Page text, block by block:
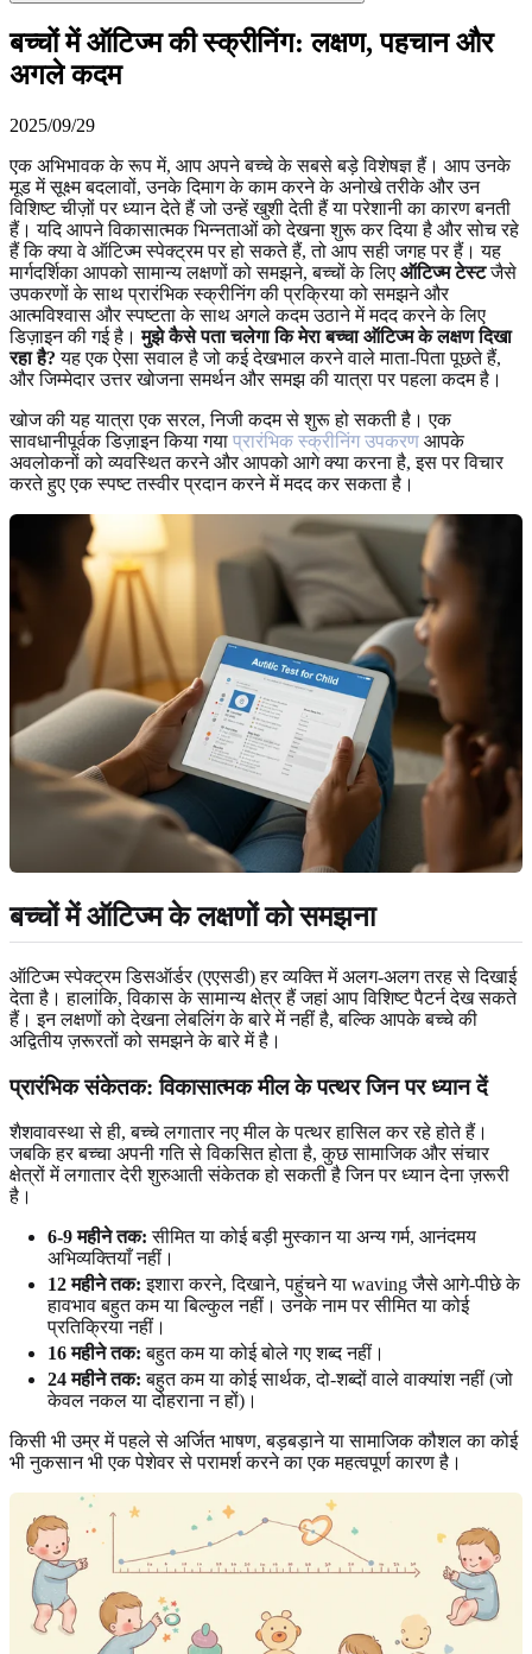
बच्चों में ऑटिज्म की स्क्रीनिंग: लक्षण, पहचान और
अगले कदम
2025/09/29
एक अभिभावक के रूप में, आप अपने बच्चे के सबसे बड़े विशेषज्ञ हैं। आप उनके
मूड में सूक्ष्म बदलावों, उनके दिमाग के काम करने के अनोखे तरीके और उन
विशिष्ट चीज़ों पर ध्यान देते हैं जो उन्हें खुशी देती हैं या परेशानी का कारण बनती
हैं। यदि आपने विकासात्मक भिन्नताओं को देखना शुरू कर दिया है और सोच रहे
हैं कि क्या वे ऑटिज्म स्पेक्ट्रम पर हो सकते हैं, तो आप सही जगह पर हैं। यह
मार्गदर्शिका आपको सामान्य लक्षणों को समझने, बच्चों के लिए ऑटिज्म टेस्टजैसे
उपकरणों के साथ प्रारंभिक स्क्रीनिंग की प्रक्रिया को समझने और
आत्मविश्वास और स्पष्टता के साथ अगले कदम उठाने में मदद करने के लिए
डिज़ाइन की गई है।मुझे कैसे पता चलेगा कि मेरा बच्चा ऑटिज्म के लक्षण दिखा
रहा है? यह एक ऐसा सवाल है जो कई देखभाल करने वाले माता-पिता पूछते हैं,
और जिम्मेदार उत्तर खोजना समर्थन और समझ की यात्रा पर पहला कदम है।
खोज की यह यात्रा एक सरल, निजी कदम से शुरू हो सकती है। एक
सावधानीपूर्वक डिज़ाइन किया गया प्रारंभिक स्क्रीनिंग उपकरण आपके
अवलोकनों को व्यवस्थित करने और आपको आगे क्या करना है, इस पर विचार
करते हुए एक स्पष्ट तस्वीर प्रदान करने में मदद कर सकता है।
बच्चों में ऑटिज्म के लक्षणों को समझना
ऑटिज्म स्पेक्ट्रम डिसऑर्डर (एएसडी) हर व्यक्ति में अलग-अलग तरह से दिखाई
देता है। हालांकि, विकास के सामान्य क्षेत्र हैं जहां आप विशिष्ट पैटर्न देख सकते
हैं। इन लक्षणों को देखना लेबलिंग के बारे में नहीं है, बल्कि आपके बच्चे की
अद्वितीय ज़रूरतों को समझने के बारे में है।
प्रारंभिक संकेतक: विकासात्मक मील के पत्थर जिन पर ध्यान दें
शैशवावस्था से ही, बच्चे लगातार नए मील के पत्थर हासिल कर रहे होते हैं।
जबकि हर बच्चा अपनी गति से विकसित होता है, कुछ सामाजिक और संचार
क्षेत्रों में लगातार देरी शुरुआती संकेतक हो सकती है जिन पर ध्यान देना ज़रूरी
है।
6-9 महीने तक: सीमित या कोई बड़ी मुस्कान या अन्य गर्म, आनंदमय
अभिव्यक्तियाँ नहीं।
12 महीने तक: इशारा करने, दिखाने, पहुंचने या waving जैसे आगे-पीछे के
हावभाव बहुत कम या बिल्कुल नहीं। उनके नाम पर सीमित या कोई
प्रतिक्रिया नहीं।
16 महीने तक: बहुत कम या कोई बोले गए शब्द नहीं।
24 महीने तक: बहुत कम या कोई सार्थक, दो-शब्दों वाले वाक्यांश नहीं (जो
केवल नकल या दोहराना न हों)।
किसी भी उम्र में पहले से अर्जित भाषण, बड़बड़ाने या सामाजिक कौशल का कोई
भी नुकसान भी एक पेशेवर से परामर्श करने का एक महत्वपूर्ण कारण है।